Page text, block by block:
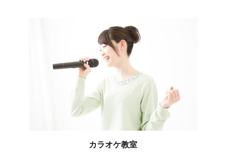
カラオケ教室